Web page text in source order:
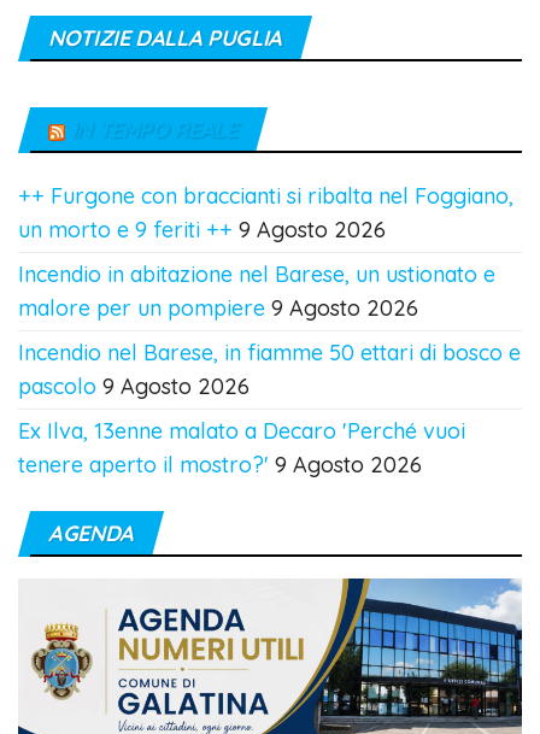
NOTIZIE DALLA PUGLIA
IN TEMPO REALE
++ Furgone con braccianti si ribalta nel Foggiano,
un morto e 9 feriti ++ 9 Agosto 2026
Incendio in abitazione nel Barese, un ustionato e
malore per un pompiere 9 Agosto 2026
Incendio nel Barese, in fiamme 50 ettari di bosco e
pascolo 9 Agosto 2026
Ex Ilva, 13enne malato a Decaro 'Perché vuoi
tenere aperto il mostro?' 9 Agosto 2026
AGENDA